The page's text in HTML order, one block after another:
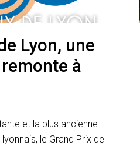
Lyon, une
à
et la plus ancienne
le Grand Prix de